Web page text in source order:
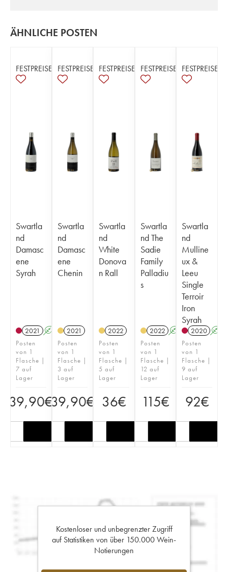
ÄHNLICHE POSTEN
FESTPREISE
Swartla
nd
Damasc
ene
Syrah
2021 A
Posten
von 1
Flasche |
7 auf
Lager
39,90€
FESTPREISE
Swartla
nd
Damasc
ene
Chenin
2021
Posten
von 1
Flasche |
3 auf
Lager
39,90€
FESTPREISE
Swartla
nd
White
Donova
n Rall
2022
Posten
von 1
Flasche |
5 auf
Lager
36€
FESTPREISE
Swartla
nd The
Sadie
Family
Palladiu
s
2022 A
Posten
von 1
Flasche |
12 auf
Lager
115€
FESTPREISE
Swartla
nd
Mulline
ux &
Leeu
Single
Terroir
Iron
Syrah
2020 A
Posten
von 1
Flasche |
9 auf
Lager
92€
Kostenloser und unbegrenzter Zugriff
auf Statistiken von über 150.000 Wein-
Notierungen